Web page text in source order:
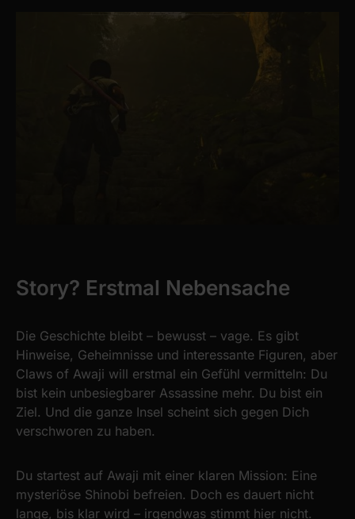
Story? Erstmal Nebensache
Die Geschichte bleibt – bewusst – vage. Es gibt
Hinweise, Geheimnisse und interessante Figuren, aber
Claws of Awaji will erstmal ein Gefühl vermitteln: Du
bist kein unbesiegbarer Assassine mehr. Du bist ein
Ziel. Und die ganze Insel scheint sich gegen Dich
verschworen zu haben.
Du startest auf Awaji mit einer klaren Mission: Eine
mysteriöse Shinobi befreien. Doch es dauert nicht
lange, bis klar wird – irgendwas stimmt hier nicht.